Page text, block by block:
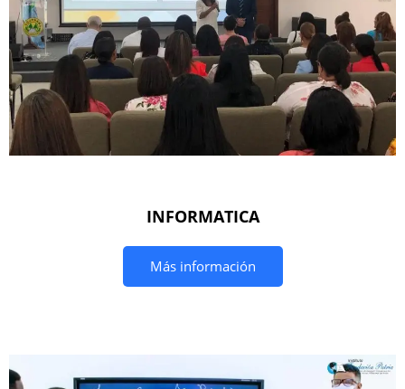
INFORMATICA
Más información